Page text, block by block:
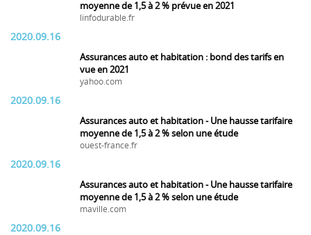
moyenne de 1,5 à 2 % prévue en 2021
linfodurable.fr
2020.09.16
Assurances auto et habitation : bond des tarifs en
vue en 2021
yahoo.com
2020.09.16
Assurances auto et habitation - Une hausse tarifaire
moyenne de 1,5 à 2 % selon une étude
ouest-france.fr
2020.09.16
Assurances auto et habitation - Une hausse tarifaire
moyenne de 1,5 à 2 % selon une étude
maville.com
2020.09.16